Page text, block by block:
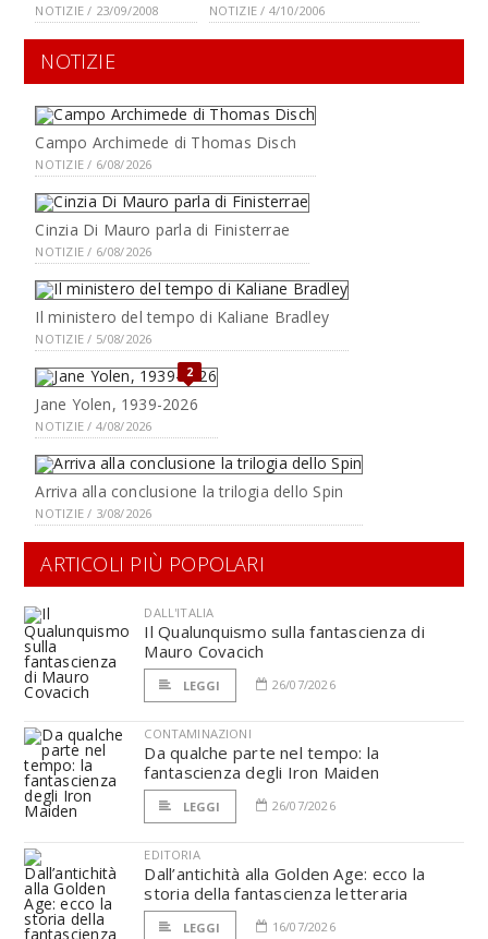
NOTIZIE / 23/09/2008 NOTIZIE / 4/10/2006
NOTIZIE
Campo Archimede di Thomas Disch
NOTIZIE / 6/08/2026
Cinzia Di Mauro parla di Finisterrae
NOTIZIE / 6/08/2026
Il ministero del tempo di Kaliane Bradley
NOTIZIE / 5/08/2026
2
Jane Yolen, 1939-2026
NOTIZIE / 4/08/2026
Arriva alla conclusione la trilogia dello Spin
NOTIZIE / 3/08/2026
ARTICOLI PIÙ POPOLARI
DALL'ITALIA
Il Qualunquismo sulla fantascienza di
Mauro Covacich
LEGGI 26/07/2026
CONTAMINAZIONI
Da qualche parte nel tempo: la
fantascienza degli Iron Maiden
LEGGI 26/07/2026
EDITORIA
Dall’antichità alla Golden Age: ecco la
storia della fantascienza letteraria
LEGGI 16/07/2026